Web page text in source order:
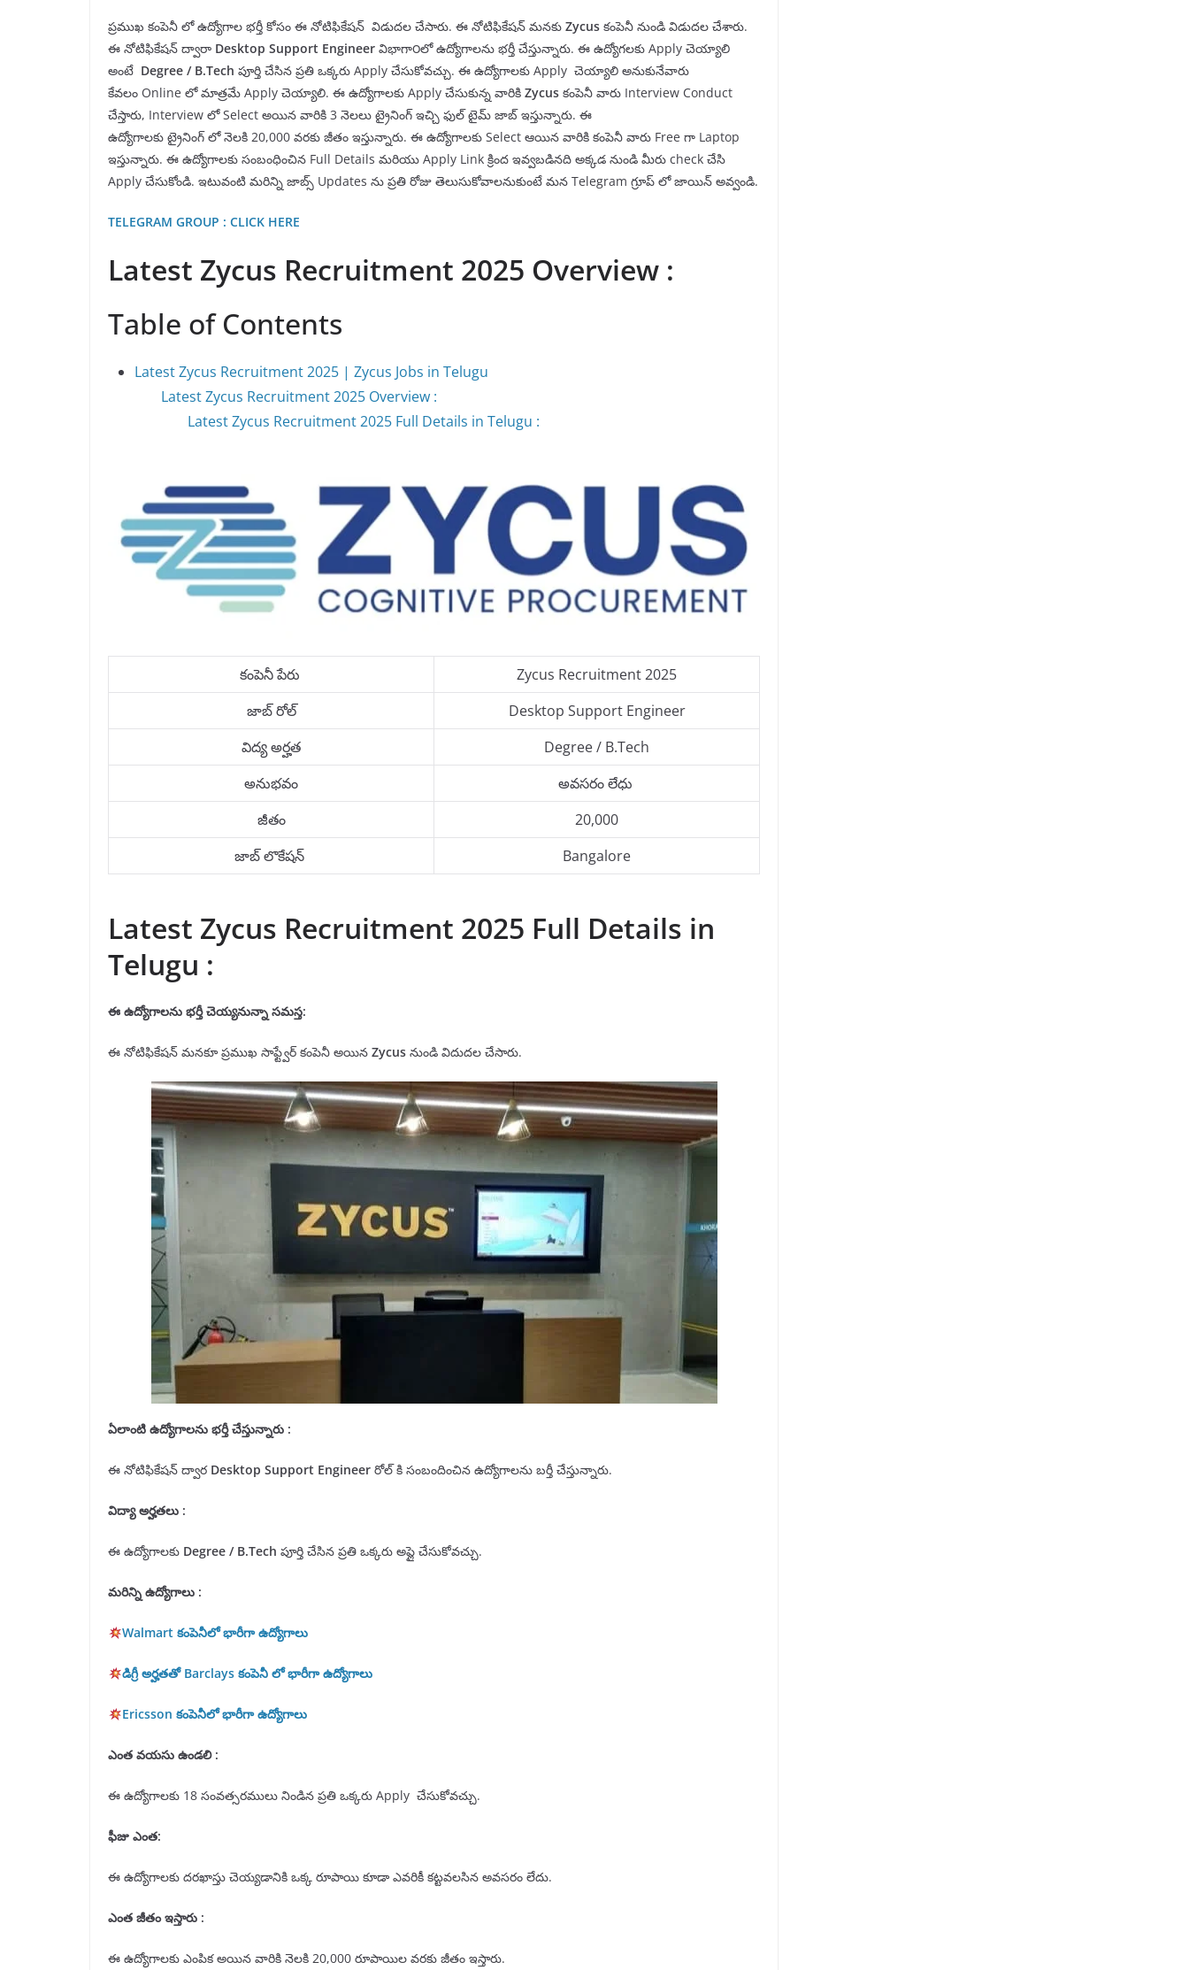
ప్రముఖ కంపెనీ లో ఉద్యోగాల భర్తీ కోసం ఈ నోటిఫికేషన్ విడుదల చేసారు. ఈ నోటిఫికేషన్ మనకు Zycus కంపెనీ నుండి విడుదల చేశారు.
ఈ నోటిఫికేషన్ ద్వారా Desktop Support Engineer విభాగా౦లో ఉద్యోగాలను భర్తీ చేస్తున్నారు. ఈ ఉద్యోగలకు Apply చెయ్యాలి
అంటే Degree / B.Tech పూర్తి చేసిన ప్రతి ఒక్కరు Apply చేసుకోవచ్చు. ఈ ఉద్యోగాలకు Apply చెయ్యాలి అనుకునేవారు
కేవలం Online లో మాత్రమే Apply చెయ్యాలి. ఈ ఉద్యోగాలకు Apply చేసుకున్న వారికి Zycus కంపెనీ వారు Interview Conduct
చేస్తారు, Interview లో Select అయిన వారికి 3 నెలలు ట్రైనింగ్ ఇచ్చి ఫుల్ టైమ్ జాబ్ ఇస్తున్నారు. ఈ
ఉద్యోగాలకు ట్రైనింగ్ లో నెలకి 20,000 వరకు జీతం ఇస్తున్నారు. ఈ ఉద్యోగాలకు Select ఆయిన వారికి కంపెనీ వారు Free గా Laptop
ఇస్తున్నారు. ఈ ఉద్యోగాలకు సంబంధించిన Full Details మరియు Apply Link క్రింద ఇవ్వబడినది అక్కడ నుండి మీరు check చేసి
Apply చేసుకోండి. ఇటువంటి మరిన్ని జాబ్స్ Updates ను ప్రతి రోజు తెలుసుకోవాలనుకుంటే మన Telegram గ్రూప్ లో జాయిన్ అవ్వండి.
TELEGRAM GROUP : CLICK HERE
Latest Zycus Recruitment 2025 Overview :
Table of Contents
Latest Zycus Recruitment 2025 | Zycus Jobs in Telugu
Latest Zycus Recruitment 2025 Overview :
Latest Zycus Recruitment 2025 Full Details in Telugu :
కంపెనీ పేరు
Zycus Recruitment 2025
జాబ్ రోల్
Desktop Support Engineer
విద్య అర్హత
Degree / B.Tech
అనుభవం
అవసరం లేధు
జీతం
20,000
జాబ్ లొకేషన్
Bangalore
Latest Zycus Recruitment 2025 Full Details in
Telugu :
ఈ ఉద్యోగాలను భర్తీచెయ్యనున్నా సమస్త:
ఈ నోటిఫికేషన్ మనకూ ప్రముఖ సాఫ్ట్వేర్ కంపెనీ అయిన Zycus నుండి విదుదల చేసారు.
ఏలాంటి ఉద్యోగాలను భర్తీ చేస్తున్నారు :
ఈ నోటిఫికేషన్ ద్వార Desktop Support Engineer రోల్ కి సంబందించిన ఉద్యోగాలను బర్తీ చేస్తున్నారు.
విద్యా అర్హతలు :
ఈ ఉద్యోగాలకు Degree / B.Tech పూర్తి చేసిన ప్రతి ఒక్కరు అప్లై చేసుకోవచ్చు.
మరిన్ని ఉద్యోగాలు :
Walmart కంపెనీలో భారీగా ఉద్యోగాలు
డిగ్రీ అర్హతతో Barclays కంపెనీ లో భారీగా ఉద్యోగాలు
Ericsson కంపెనీలో భారీగా ఉద్యోగాలు
ఎంత వయసు ఉండలి :
ఈ ఉద్యోగాలకు 18 సంవత్సరములు నిండిన ప్రతి ఒక్కరు Apply చేసుకోవచ్చు.
ఫీజు ఎంత:
ఈ ఉద్యోగాలకు దరఖాస్తు చెయ్యడానికి ఒక్క రూపాయి కూడా ఎవరికీ కట్టవలసిన అవసరం లేదు.
ఎంత జీతం ఇస్తారు :
ఈ ఉద్యోగాలకు ఎంపిక అయిన వారికి నెలకి 20,000 రూపాయిల వరకు జీతం ఇస్తారు.